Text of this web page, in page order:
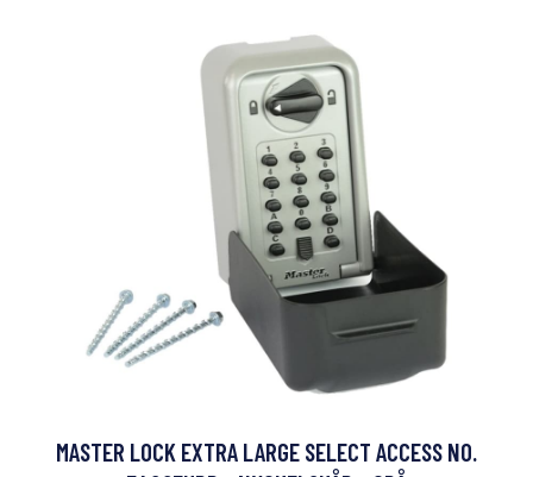
MASTER LOCK EXTRA LARGE SELECT ACCESS NO.